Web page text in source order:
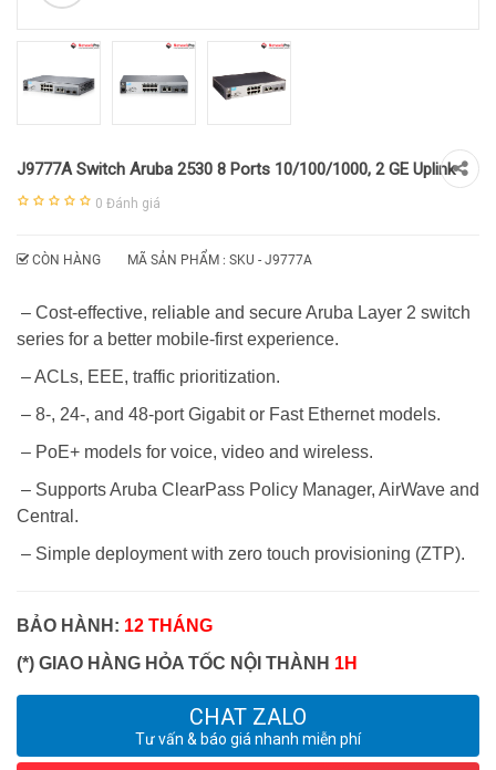
J9777A Switch Aruba 2530 8 Ports 10/100/1000, 2 GE Uplink
0 Đánh giá
CÒN HÀNG MÃ SẢN PHẨM : SKU - J9777A
– Cost-effective, reliable and secure Aruba Layer 2 switch
series for a better mobile-first experience.
– ACLs, EEE, traffic prioritization.
– 8-, 24-, and 48-port Gigabit or Fast Ethernet models.
– PoE+ models for voice, video and wireless.
– Supports Aruba ClearPass Policy Manager, AirWave and
Central.
– Simple deployment with zero touch provisioning (ZTP).
BẢO HÀNH: 12 THÁNG
(*) GIAO HÀNG HỎA TỐC NỘI THÀNH 1H
CHAT ZALO
Tư vấn & báo giá nhanh miễn phí